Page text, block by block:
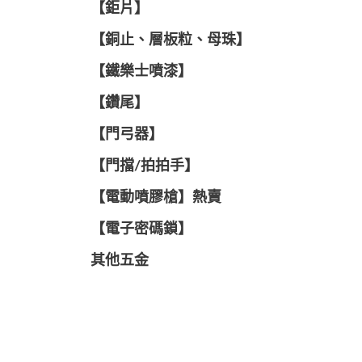
【鉅片】
【銅止、層板粒、母珠】
【鐵樂士噴漆】
【鑽尾】
【門弓器】
【門擋/拍拍手】
【電動噴膠槍】熱賣
【電子密碼鎖】
其他五金